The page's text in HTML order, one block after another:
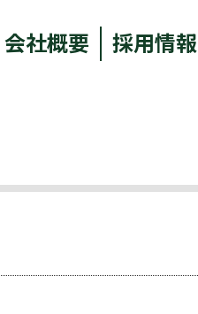
会社概要 採用情報